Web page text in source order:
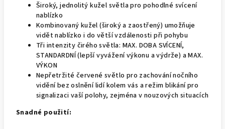
Široký, jednolitý kužel světla pro pohodlné svícení
nablízko
Kombinovaný kužel (široký a zaostřený) umožňuje
vidět nablízko i do větší vzdálenosti při pohybu
Tři intenzity čirého světla: MAX. DOBA SVÍCENÍ,
STANDARDNÍ (lepší vyvážení výkonu a výdrže) a MAX.
VÝKON
Nepřetržité červené světlo pro zachování nočního
vidění bez oslnění lidí kolem vás a režim blikání pro
signalizaci vaší polohy, zejména v nouzových situacích
Snadné použití: